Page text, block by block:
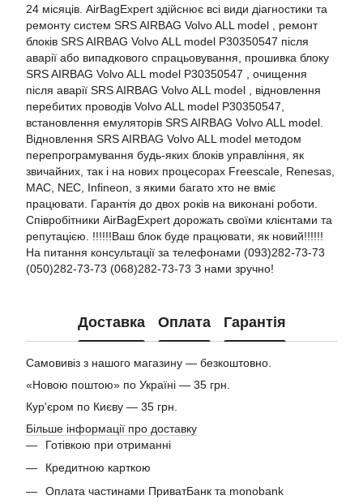
24 місяців. AirBagExpert здійснює всі види діагностики та
ремонту систем SRS AIRBAG Volvo ALL model , ремонт
блоків SRS AIRBAG Volvo ALL model P30350547 після
аварії або випадкового спрацьовування, прошивка блоку
SRS AIRBAG Volvo ALL model P30350547 , очищення
після аварії SRS AIRBAG Volvo ALL model , відновлення
перебитих проводів Volvo ALL model P30350547,
встановлення емуляторів SRS AIRBAG Volvo ALL model.
Відновлення SRS AIRBAG Volvo ALL model методом
перепрограмування будь-яких блоків управління, як
звичайних, так і на нових процесорах Freescale, Renesas,
MAC, NEC, Infineon, з якими багато хто не вміє
працювати. Гарантія до двох років на виконані роботи.
Співробітники AirBagExpert дорожать своїми клієнтами та
репутацією. !!!!!!Ваш блок буде працювати, як новий!!!!!!
На питання консультації за телефонами (093)282-73-73
(050)282-73-73 (068)282-73-73 З нами зручно!
Доставка Оплата Гарантія
Самовивіз з нашого магазину — безкоштовно.
«Новою поштою» по Україні — 35 грн.
Кур'єром по Києву — 35 грн.
Більше інформації про доставку
Готівкою при отриманні
Кредитною карткою
Оплата частинами ПриватБанк та monobank